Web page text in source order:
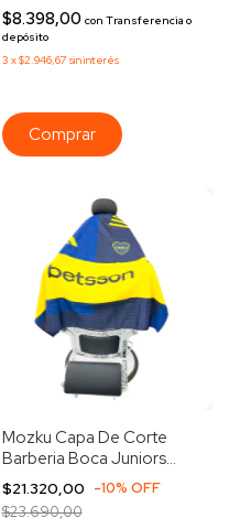
$8.398,00 con Transferencia o
depósito
3 x$2.946,67 sin interés
Mozku Capa De Corte
Barberia Boca Juniors
Peluqueria Boca Azul
$21.320,00 -10% OFF
$23.690,00